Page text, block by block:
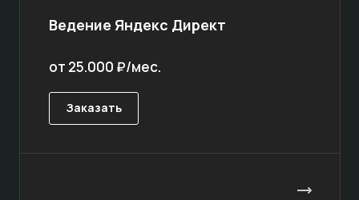
Ведение Яндекс Директ
от 25.000 ₽/мес.
Заказать